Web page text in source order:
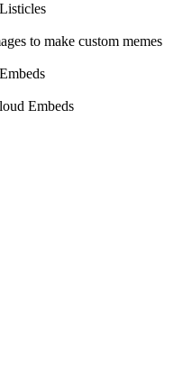
to make custom memes
Embeds